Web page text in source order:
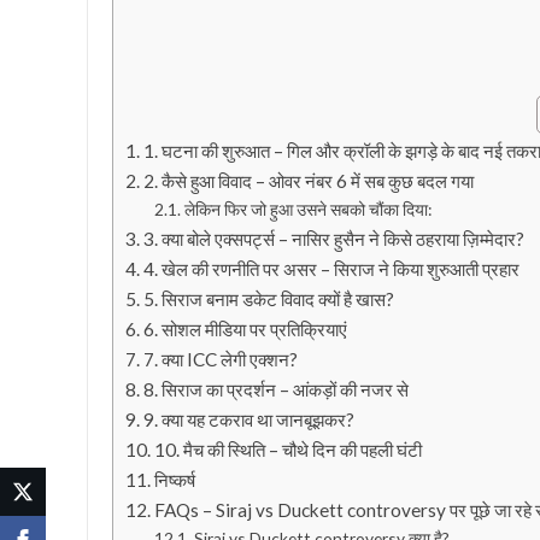
1. घटना की शुरुआत – गिल और क्रॉली के झगड़े के बाद नई
2. कैसे हुआ विवाद – ओवर नंबर 6 में सब कुछ बदल गया
लेकिन फिर जो हुआ उसने सबको चौंका दिया:
3. क्या बोले एक्सपर्ट्स – नासिर हुसैन ने किसे ठहराया ज़िम्मेदार?
4. खेल की रणनीति पर असर – सिराज ने किया शुरुआती प्रहार
5. सिराज बनाम डकेट विवाद क्यों है खास?
6. सोशल मीडिया पर प्रतिक्रियाएं
7. क्या ICC लेगी एक्शन?
8. सिराज का प्रदर्शन – आंकड़ों की नजर से
9. क्या यह टकराव था जानबूझकर?
10. मैच की स्थिति – चौथे दिन की पहली घंटी
निष्कर्ष
FAQs – Siraj vs Duckett controversy पर पूछे जा रहे